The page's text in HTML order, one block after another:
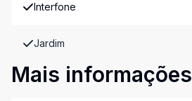
Interfone
Jardim
Mais informações